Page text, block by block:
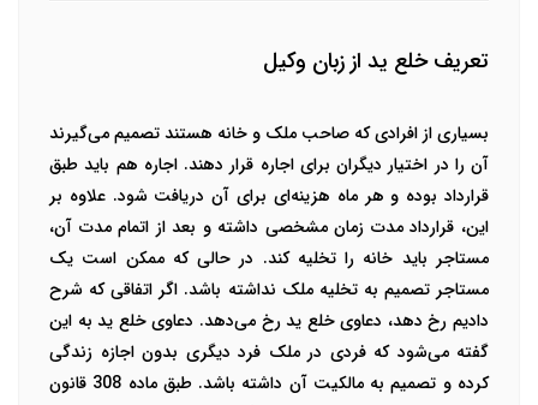
تعریف خلع ید از زبان وکیل
بسیاری از افرادی که صاحب ملک و خانه هستند تصمیم می‌گیرند
آن را در اختیار دیگران برای اجاره قرار دهند. اجاره هم باید طبق
قرارداد بوده و هر ماه هزینه‌ای برای آن دریافت شود. علاوه بر
این، قرارداد مدت زمان مشخصی داشته و بعد از اتمام مدت آن،
مستاجر باید خانه را تخلیه کند. در حالی که ممکن است یک
مستاجر تصمیم به تخلیه ملک نداشته باشد. اگر اتفاقی که شرح
دادیم رخ دهد، دعاوی خلع ید رخ می‌دهد. دعاوی خلع ید به این
گفته می‌شود که فردی در ملک فرد دیگری بدون اجازه زندگی
کرده و تصمیم به مالکیت آن داشته باشد. طبق ماده 308 قانون